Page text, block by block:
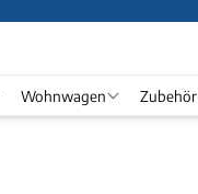
Wohnwagen Zubehör